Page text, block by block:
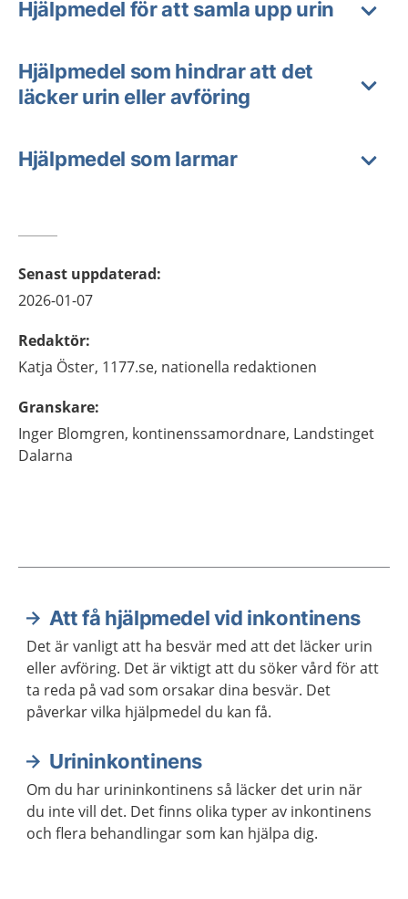
Hjälpmedel för att samla upp urin
Hjälpmedel som hindrar att det
läcker urin eller avföring
Hjälpmedel som larmar
Senast uppdaterad:
2026-01-07
Redaktör:
Katja Öster, 1177.se, nationella redaktionen
Granskare:
Inger Blomgren, kontinenssamordnare, Landstinget
Dalarna
Aktuella artiklar
Att få hjälpmedel vid inkontinens
Det är vanligt att ha besvär med att det läcker urin
eller avföring. Det är viktigt att du söker vård för att
ta reda på vad som orsakar dina besvär. Det
påverkar vilka hjälpmedel du kan få.
Urininkontinens
Om du har urininkontinens så läcker det urin när
du inte vill det. Det finns olika typer av inkontinens
och flera behandlingar som kan hjälpa dig.